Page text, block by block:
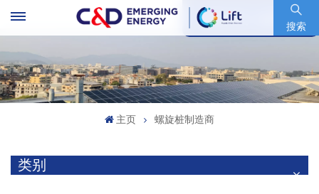
搜索
股票代码 : 600153.SH
主页 螺旋桩制造商
类别